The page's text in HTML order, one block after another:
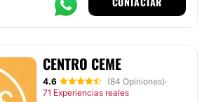
CENTRO CEME
4.6 (84 Opiniones)·
71 Experiencias reales